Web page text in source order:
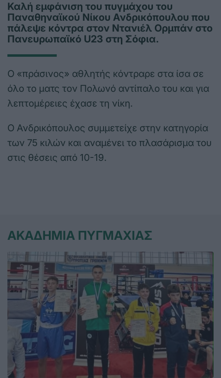
Καλή εμφάνιση του πυγμάχου του
Παναθηναϊκού Νίκου Ανδρικόπουλου που
πάλεψε κόντρα στον Ντανιέλ Ορμπάν στο
Πανευρωπαϊκό U23 στη Σόφια.
Ο «πράσινος» αθλητής κόντραρε στα ίσα σε
όλο το ματς τον Πολωνό αντίπαλο του και για
λεπτομέρειες έχασε τη νίκη.
Ο Ανδρικόπουλος συμμετείχε στην κατηγορία
των 75 κιλών και αναμένει το πλασάρισμα του
στις θέσεις από 10-19.
ΑΚΑΔΗΜΙΑ ΠΥΓΜΑΧΙΑΣ